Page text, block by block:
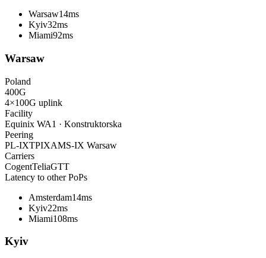
Warsaw14ms
Kyiv32ms
Miami92ms
Warsaw
Poland
400G
4×100G uplink
Facility
Equinix WA1 · Konstruktorska
Peering
PL-IXTPIXAMS-IX Warsaw
Carriers
CogentTeliaGTT
Latency to other PoPs
Amsterdam14ms
Kyiv22ms
Miami108ms
Kyiv